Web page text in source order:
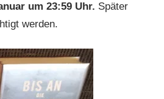
um 23:59 Uhr. Später
werden.